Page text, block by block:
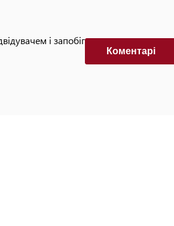
і запобігти автоматизованим
Коментарi